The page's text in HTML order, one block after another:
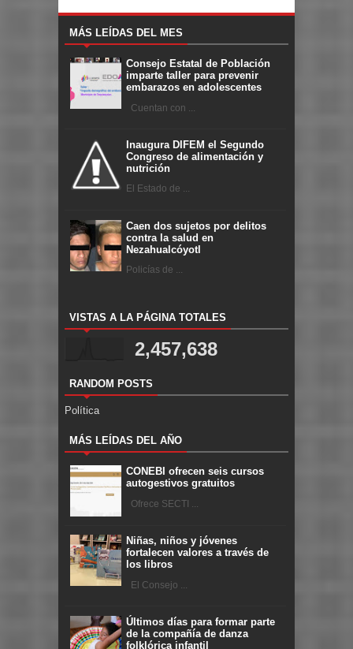
MÁS LEÍDAS DEL MES
Consejo Estatal de Población
imparte taller para prevenir
embarazos en adolescentes
Cuentan con ...
Inaugura DIFEM el Segundo
Congreso de alimentación y
nutrición
El Estado de ...
Caen dos sujetos por delitos
contra la salud en
Nezahualcóyotl
Policías de ...
VISTAS A LA PÁGINA TOTALES
2,457,638
RANDOM POSTS
Política
MÁS LEÍDAS DEL AÑO
CONEBI ofrecen seis cursos
autogestivos gratuitos
Ofrece SECTI ...
Niñas, niños y jóvenes
fortalecen valores a través de
los libros
El Consejo ...
Últimos días para formar parte
de la compañía de danza
folklórica infantil